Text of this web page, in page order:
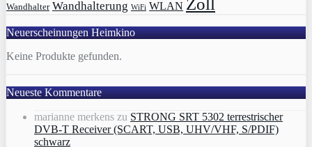
Wandhalter Wandhalterung WiFi WLAN
Neuerscheinungen Heimkino
Keine Produkte gefunden.
Neueste Kommentare
marianne merkens zu STRONG SRT 5302 terrestrischer
DVB-T Receiver (SCART, USB, UHV/VHF, S/PDIF)
schwarz